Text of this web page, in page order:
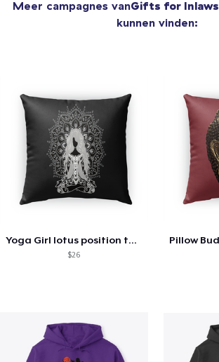
Meer campagnes vanGifts for Inlaws
kunnen vinden:
Yoga Girl lotus position tank top
$26